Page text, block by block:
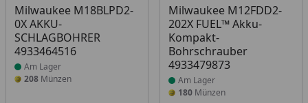
Milwaukee M18BLPD2-
0X AKKU-
SCHLAGBOHRER
4933464516
Produkt am Lager
Am Lager
208 Münzen
Milwaukee M12FDD2-
202X FUEL™ Akku-
Kompakt-
Bohrschrauber
4933479873
Produkt am Lager
Am Lager
180Münzen